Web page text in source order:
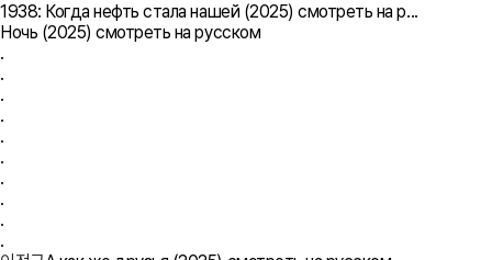
1938: Когда нефть стала нашей (2025) смотреть на р...
Ночь (2025) смотреть на русском
.
.
.
.
.
.
.
.
.
.